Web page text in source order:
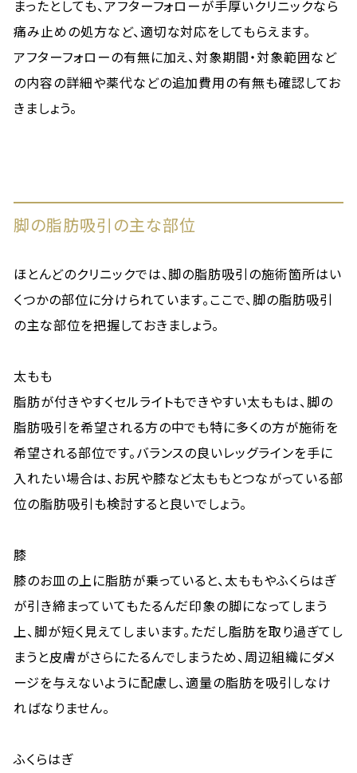
まったとしても、アフターフォローが手厚いクリニックなら
痛み止めの処方など、適切な対応をしてもらえます。
アフターフォローの有無に加え、対象期間・対象範囲など
の内容の詳細や薬代などの追加費用の有無も確認してお
きましょう。
脚の脂肪吸引の主な部位
ほとんどのクリニックでは、脚の脂肪吸引の施術箇所はい
くつかの部位に分けられています。ここで、脚の脂肪吸引
の主な部位を把握しておきましょう。
太もも
脂肪が付きやすくセルライトもできやすい太ももは、脚の
脂肪吸引を希望される方の中でも特に多くの方が施術を
希望される部位です。バランスの良いレッグラインを手に
入れたい場合は、お尻や膝など太ももとつながっている部
位の脂肪吸引も検討すると良いでしょう。
膝
膝のお皿の上に脂肪が乗っていると、太ももやふくらはぎ
が引き締まっていてもたるんだ印象の脚になってしまう
上、脚が短く見えてしまいます。ただし脂肪を取り過ぎてし
まうと皮膚がさらにたるんでしまうため、周辺組織にダメ
ージを与えないように配慮し、適量の脂肪を吸引しなけ
ればなりません。
ふくらはぎ